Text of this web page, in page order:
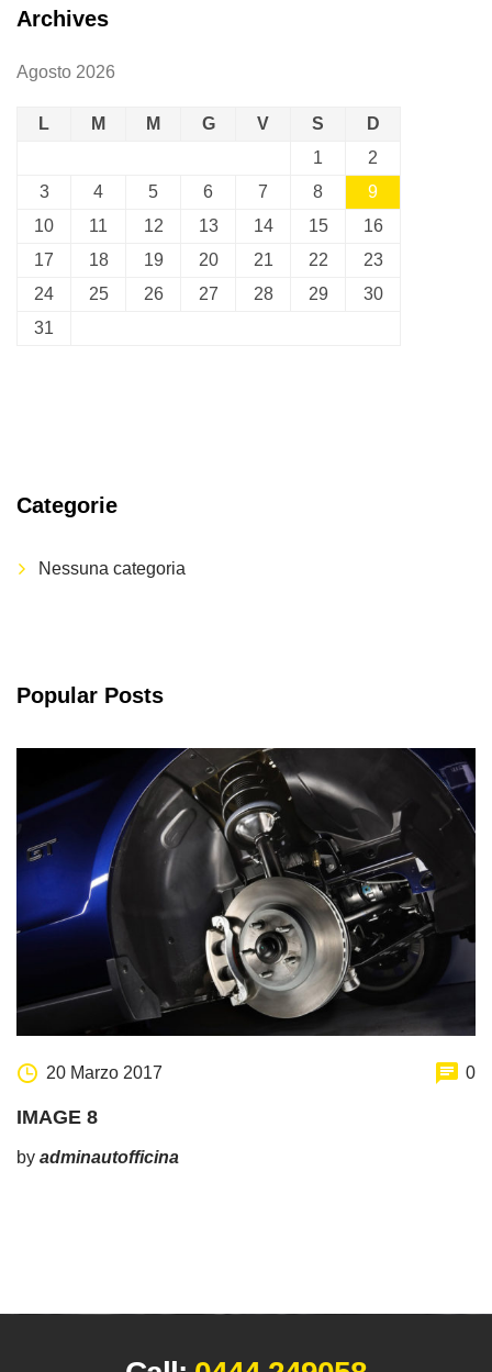
Archives
Agosto 2026
L M M G V S
D
1
2
3
4 5 6 7 8
9
10
11 12 13 14 15
16
17
18 19 20 21 22
23
24
25 26 27 28 29
30
31
Categorie
Nessuna categoria
Popular Posts
20 Marzo 2017 0
IMAGE 8
by adminautofficina